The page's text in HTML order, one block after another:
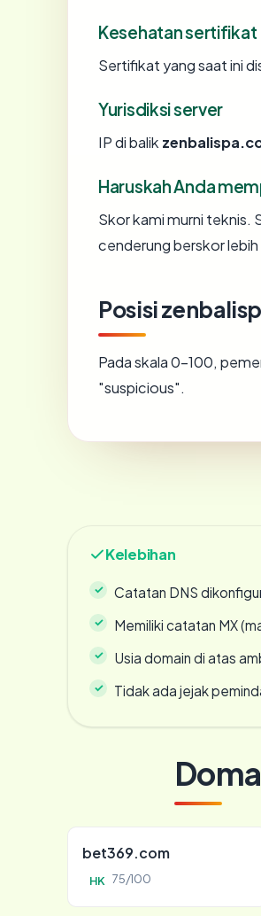
Kesehatan sertifikat
Sertifikat yang saat ini
Yurisdiksi server
IP di balik
Haruskah Anda
Skor kami murni teknis.
cenderung berskor
Posisi
Pada skala 0-100,
"suspicious".
Kelebihan
Catatan DNS
Memiliki catatan MX
Usia domain di atas
Tidak ada jejak
bet369.com
HK 75/100